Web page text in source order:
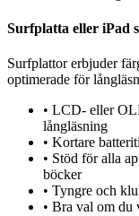
Surfplatta eller iPad
Surfplattor erbjuder
optimerade för
• LCD- eller
långläsning
• Kortare
• Stöd för alla
böcker
• Tyngre och
• Bra val om du